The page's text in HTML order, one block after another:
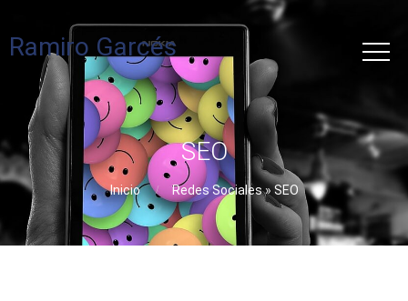
Ramiro Garcés
SEO
Inicio Redes Sociales» SEO